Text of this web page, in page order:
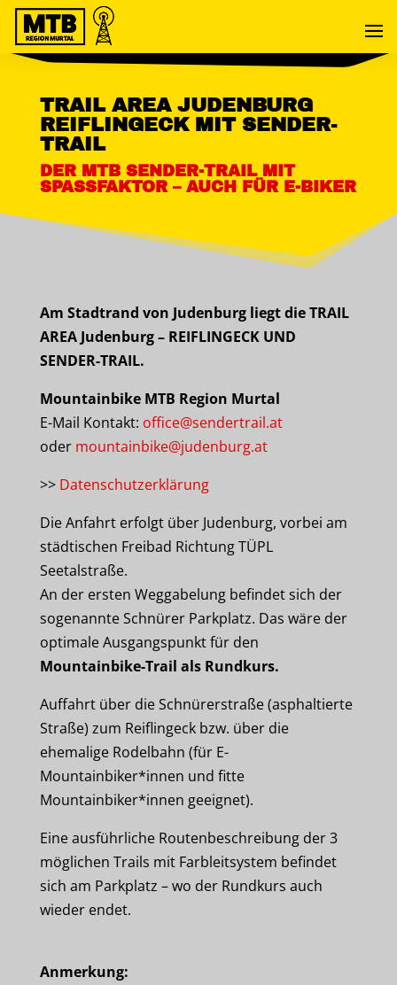
TRAIL AREA JUDENBURG
REIFLINGECK MIT SENDER-
TRAIL
DER MTB SENDER-TRAIL MIT
SPASSFAKTOR – AUCH FÜR E-BIKER
Am Stadtrand von Judenburg liegt die TRAIL
AREA Judenburg – REIFLINGECK UND
SENDER-TRAIL.
Mountainbike MTB Region Murtal
E-Mail Kontakt: office@sendertrail.at
oder mountainbike@judenburg.at
>> Datenschutzerklärung
Die Anfahrt erfolgt über Judenburg, vorbei am
städtischen Freibad Richtung TÜPL
Seetalstraße.
An der ersten Weggabelung befindet sich der
sogenannte Schnürer Parkplatz. Das wäre der
optimale Ausgangspunkt für den
Mountainbike-Trail als Rundkurs.
Auffahrt über die Schnürerstraße (asphaltierte
Straße) zum Reiflingeck bzw. über die
ehemalige Rodelbahn (für E-
Mountainbiker*innen und fitte
Mountainbiker*innen geeignet).
Eine ausführliche Routenbeschreibung der 3
möglichen Trails mit Farbleitsystem befindet
sich am Parkplatz – wo der Rundkurs auch
wieder endet.
Anmerkung: